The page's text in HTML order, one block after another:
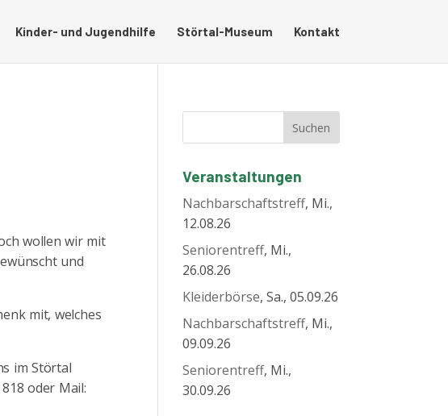
Kinder- und Jugendhilfe Störtal-Museum Kontakt
wollen wir mit
und
mit, welches
im Störtal
oder Mail:
Veranstaltungen
Nachbarschaftstreff, Mi.,
12.08.26
Seniorentreff, Mi.,
26.08.26
Kleiderbörse, Sa., 05.09.26
Nachbarschaftstreff, Mi.,
09.09.26
Seniorentreff, Mi.,
30.09.26